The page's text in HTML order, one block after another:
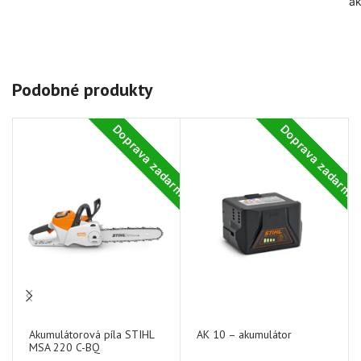
Podobné produkty
Doprava zadarmo
Akumulátorová píla STIHL
MSA 220 C-BQ
Doprava zadarmo
AK 10 – akumulátor